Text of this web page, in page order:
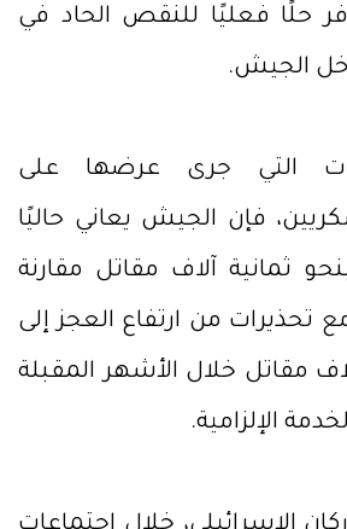
حلًا فعليًا للنقص الحاد في
الجيش.
التي جرى عرضها على
فإن الجيش يعاني حاليًا
ثمانية آلاف مقاتل مقارنة
تحذيرات من ارتفاع العجز إلى
مقاتل خلال الأشهر المقبلة
الإلزامية.